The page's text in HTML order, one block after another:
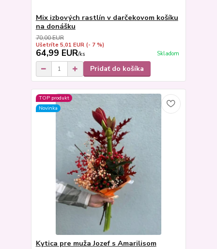
Mix izbových rastlín v darčekovom košíku
na donášku
70,00 EUR
Ušetríte 5,01 EUR (- 7 %)
64,99 EUR/ks Skladom
Pridať do košíka
TOP produkt
Novinka
Kytica pre muža Jozef s Amarilisom